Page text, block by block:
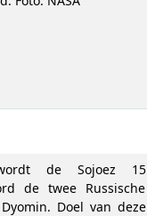
de Sojoez 15
de twee Russische
Doel van deze